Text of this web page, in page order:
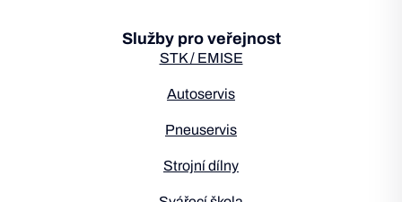
Služby pro veřejnost
STK / EMISE
Autoservis
Pneuservis
Strojní dílny